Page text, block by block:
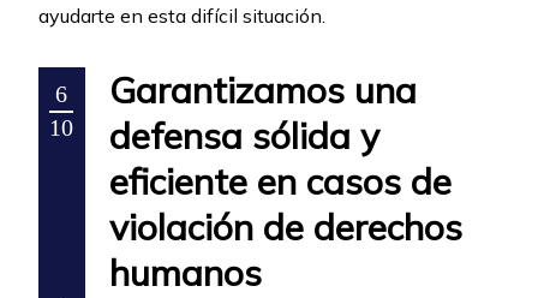
ayudarte en esta difícil situación.
6
10
Garantizamos una
defensa sólida y
eficiente en casos de
violación de derechos
humanos